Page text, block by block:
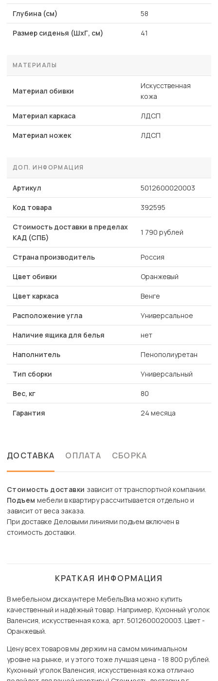
Глубина (см) 58
Размер сиденья (ШхГ, см) 41
МАТЕРИАЛЫ
Материал обивки
Искусственная
кожа
Материал каркаса ЛДСП
Материал ножек ЛДСП
ДОП. ИНФОРМАЦИЯ
Артикул 5012600020003
Код товара 392595
Стоимость доставки в пределах
КАД (СПБ)
1 790 рублей
Страна производитель Россия
Цвет обивки Оранжевый
Цвет каркаса Венге
Расположение угла Универсальное
Наличие ящика для белья нет
Наполнитель Пенополиуретан
Тип сборки Универсальный
Вес, кг 80
Гарантия 24 месяца
ДОСТАВКА ОПЛАТА СБОРКА
Стоимость доставки зависит от транспортной компании.
Подъем мебели в квартиру рассчитывается отдельно и
зависит от веса заказа.
При доставке Деловыми линиями подъем включен в
стоимость доставки.
КРАТКАЯ ИНФОРМАЦИЯ
В мебельном дискаунтере МебельВиа можно купить
качественный и надёжный товар. Например, Кухонный уголок
Валенсия, искусственная кожа, арт. 5012600020003. Цвет -
Оранжевый.
Цену всех товаров мы держим на самом минимальном
уровне на рынке, и у этого тоже лучшая цена - 18 800 рублей.
Кухонный уголок Валенсия, искусственная кожа отлично